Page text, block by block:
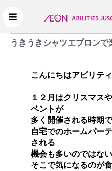
うきうきシャツエプロンで
こんにちはアビリテ
１２月はクリスマス
ベントが
多く開催される時期で
自宅でのホームパー
される
機会も多いのではな
そこで気になるのが